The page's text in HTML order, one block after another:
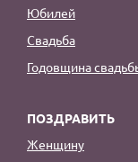
Юбилей
Свадьба
Годовщина
ПОЗДРАВИТЬ
Женщину